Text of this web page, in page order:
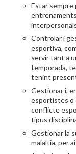
Estar sempre
Controlar i
esportiva,
servir tant a
temporada,
tenint
Gestionar i,
esportistes o
conflicte
tipus
Gestionar la
malaltia, per